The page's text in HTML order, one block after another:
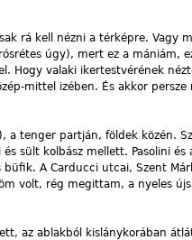
rá kell nézni a térképre. Vagy
úgy), mert ez a mániám,
Hogy valaki ikertestvérének
mittel izében. És akkor persze
a tenger partján, földek közén.
sült kolbász mellett. Pasolini és
A Carducci utcai, Szent
volt, rég megittam, a nyeles
az ablakból kislánykorában